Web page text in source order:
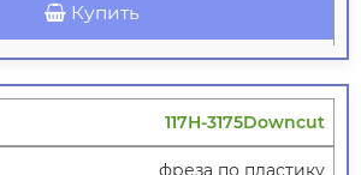
Купить
117H-3175Downcut
фреза по пластику